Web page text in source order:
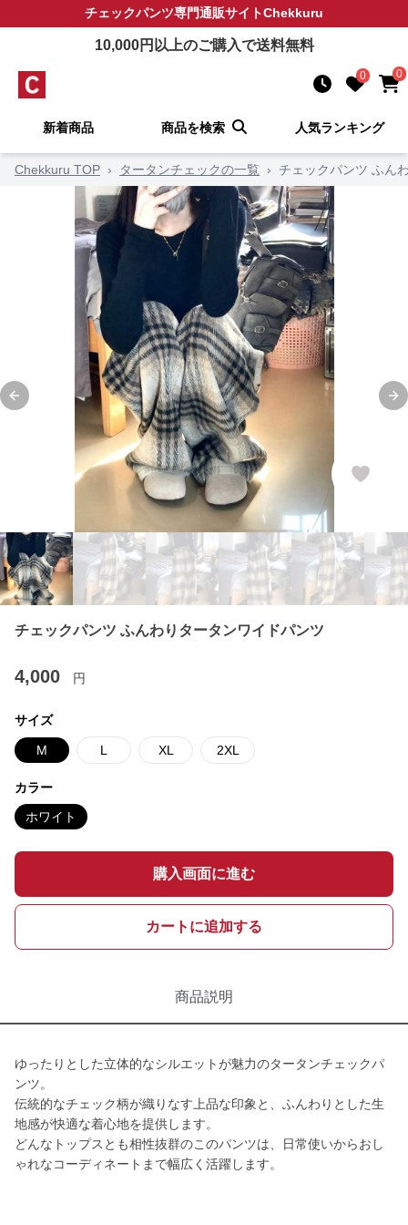
チェックパンツ専門通販サイトChekkuru
10,000円以上のご購入で送料無料
0 0
新着商品 商品を検索 人気ランキング
Chekkuru TOP › タータンチェックの一覧 › チェックパンツ ふん
Previous slide
チェックパンツ ふんわりタータンワイドパンツ
4,000 円
サイズ
M L XL 2XL
カラー
ホワイト
購入画面に進む
カートに追加する
商品説明
ゆったりとした立体的なシルエットが魅力のタータンチェックパ
ンツ。
伝統的なチェック柄が織りなす上品な印象と、ふんわりとした生
地感が快適な着心地を提供します。
どんなトップスとも相性抜群のこのパンツは、日常使いからおし
ゃれなコーディネートまで幅広く活躍します。